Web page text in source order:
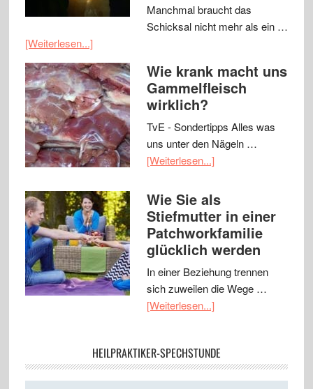
Manchmal braucht das
Schicksal nicht mehr als ein …
[Weiterlesen...]
Wie krank macht uns
Gammelfleisch
wirklich?
TvE - Sondertipps Alles was
uns unter den Nägeln …
[Weiterlesen...]
Wie Sie als
Stiefmutter in einer
Patchworkfamilie
glücklich werden
In einer Beziehung trennen
sich zuweilen die Wege …
[Weiterlesen...]
HEILPRAKTIKER-SPECHSTUNDE